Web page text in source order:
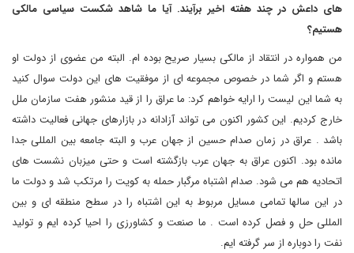
های داعش در چند هفته اخیر برآیند. آیا ما شاهد شکست سیاسی مالکی
هستیم؟
من همواره در انتقاد از مالکی بسیار صریح بوده ام. البته من عضوی از دولت او
هستم و اگر شما در خصوص مجموعه ای از موفقیت های این دولت سوال کنید
به شما این لیست را ارایه خواهم کرد: ما عراق را از قید منشور هفت سازمان ملل
خارج کردیم. این کشور اکنون می تواند آزادانه در بازارهای جهانی فعالیت داشته
باشد . عراق در زمان صدام حسین از جهان عرب و البته جامعه بین المللی جدا
مانده بود. اکنون عراق به جهان عرب بازگشته است و حتی میزبان نشست های
اتحادیه هم می شود. صدام اشتباه مرگبار حمله به کویت را مرتکب شد و دولت ما
در این سالها تمامی مسایل مربوط به این اشتباه را در سطح منطقه ای و بین
المللی حل و فصل کرده است . ما صنعت و کشاورزی را احیا کرده ایم و تولید
نفت را دوباره از سر گرفته ایم.